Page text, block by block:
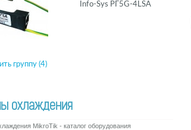
группу (4)
Info-Sys РГ5G-4LSA
охлаждения
MikroTik - каталог оборудования